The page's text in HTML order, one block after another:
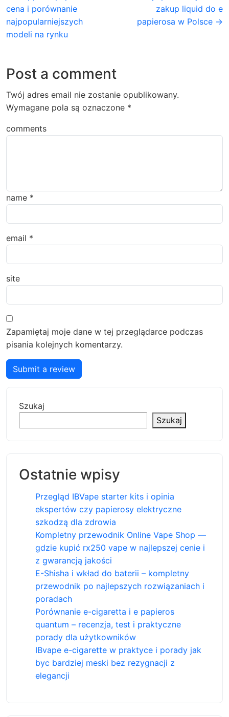
cena i porównanie
najpopularniejszych
modeli na rynku
zakup liquid do e
papierosa w Polsce →
Post a comment
Twój adres email nie zostanie opublikowany.
Wymagane pola są oznaczone *
comments
name *
email *
site
Zapamiętaj moje dane w tej przeglądarce podczas
pisania kolejnych komentarzy.
Submit a review
Szukaj
Szukaj
Ostatnie wpisy
Przegląd IBVape starter kits i opinia
ekspertów czy papierosy elektryczne
szkodzą dla zdrowia
Kompletny przewodnik Online Vape Shop —
gdzie kupić rx250 vape w najlepszej cenie i
z gwarancją jakości
E-Shisha i wkład do baterii – kompletny
przewodnik po najlepszych rozwiązaniach i
poradach
Porównanie e-cigaretta i e papieros
quantum – recenzja, test i praktyczne
porady dla użytkowników
IBvape e-cigarette w praktyce i porady jak
byc bardziej meski bez rezygnacji z
elegancji